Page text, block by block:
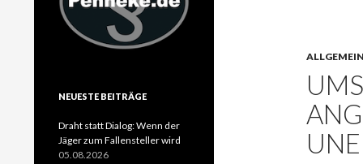
ALLGEMEIN
NEUESTE BEITRÄGE
Draht statt Dialog: Wenn der
Jäger zum Fallensteller wird
05.08.2026